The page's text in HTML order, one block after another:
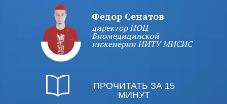
ПРОЧИТАТЬ ЗА 15
МИНУТ
Федор Сенатов
директор НОЦ
Биомедицинской
инженерии НИТУ МИСИС